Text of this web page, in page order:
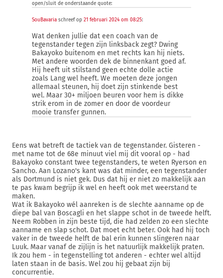
open/sluit de onderstaande quote:
SouBavaria schreef op 21 februari 2024 om 08:25:
Wat denken jullie dat een coach van de
tegenstander tegen zijn linksback zegt? Dwing
Bakayoko buitenom en met rechts kan hij niets.
Met andere woorden dek de binnenkant goed af.
Hij heeft uit stilstand geen echte dolle actie
zoals Lang wel heeft. We moeten deze jongen
allemaal steunen, hij doet zijn stinkende best
wel. Maar 30+ miljoen beuren voor hem is dikke
strik erom in de zomer en door de voordeur
mooie transfer gunnen.
Eens wat betreft de tactiek van de tegenstander. Gisteren -
met name tot de 68e minuut viel mij dit vooral op - had
Bakayoko constant twee tegenstanders, te weten Ryerson en
Sancho. Aan Lozano's kant was dat minder, een tegenstander
als Dortmund is niet gek. Dus dat hij er niet zo makkelijk aan
te pas kwam begrijp ik wel en heeft ook met weerstand te
maken.
Wat ik Bakayoko wél aanreken is de slechte aanname op de
diepe bal van Boscagli en het slappe schot in de tweede helft.
Neem Robben in zijn beste tijd, die had zelden zo een slechte
aanname en slap schot. Dat moet echt beter. Ook had hij toch
vaker in de tweede helft de bal erin kunnen slingeren naar
Luuk. Maar vanaf de zijlijn is het natuurlijk makkelijk praten.
Ik zou hem - in tegenstelling tot anderen - echter wel altijd
laten staan in de basis. Wel zou hij gebaat zijn bij
concurrentie.